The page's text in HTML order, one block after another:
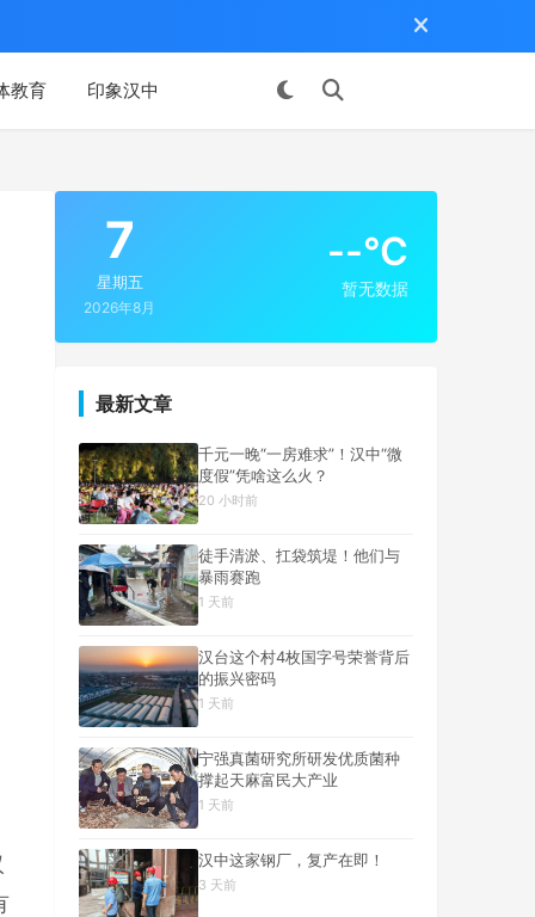
教育 印象汉中
7
星期五
2026年8月
--°C
暂无数据
最新文章
千元一晚“一房难求”！汉中“微
度假”凭啥这么火？
20 小时前
徒手清淤、扛袋筑堤！他们与
暴雨赛跑
1 天前
汉台这个村4枚国字号荣誉背后
的振兴密码
1 天前
宁强真菌研究所研发优质菌种
撑起天麻富民大产业
1 天前
汉中这家钢厂，复产在即！
3 天前